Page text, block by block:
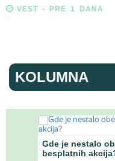
VEST - PRE 1 DANA
KOLUMNA
Gde je nestalo
besplatnih